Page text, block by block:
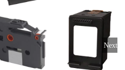
Next